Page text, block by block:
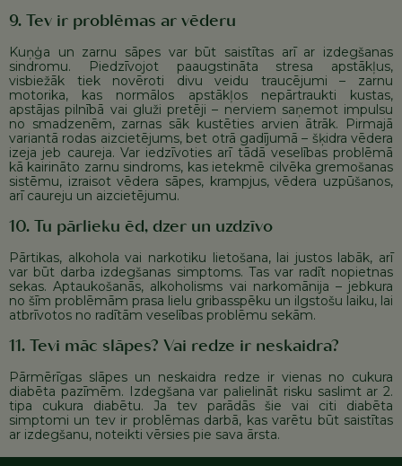
9. Tev ir problēmas ar vēderu
Kuņģa un zarnu sāpes var būt saistītas arī ar izdegšanas
sindromu. Piedzīvojot paaugstināta stresa apstākļus,
visbiežāk tiek novēroti divu veidu traucējumi – zarnu
motorika, kas normālos apstākļos nepārtraukti kustas,
apstājas pilnībā vai gluži pretēji – nerviem saņemot impulsu
no smadzenēm, zarnas sāk kustēties arvien ātrāk. Pirmajā
variantā rodas aizcietējums, bet otrā gadījumā – šķidra vēdera
izeja jeb caureja. Var iedzīvoties arī tādā veselības problēmā
kā kairināto zarnu sindroms, kas ietekmē cilvēka gremošanas
sistēmu, izraisot vēdera sāpes, krampjus, vēdera uzpūšanos,
arī caureju un aizcietējumu.
10. Tu pārlieku ēd, dzer un uzdzīvo
Pārtikas, alkohola vai narkotiku lietošana, lai justos labāk, arī
var būt darba izdegšanas simptoms. Tas var radīt nopietnas
sekas. Aptaukošanās, alkoholisms vai narkomānija – jebkura
no šīm problēmām prasa lielu gribasspēku un ilgstošu laiku, lai
atbrīvotos no radītām veselības problēmu sekām.
11. Tevi māc slāpes? Vai redze ir neskaidra?
Pārmērīgas slāpes un neskaidra redze ir vienas no cukura
diabēta pazīmēm. Izdegšana var palielināt risku saslimt ar 2.
tipa cukura diabētu. Ja tev parādās šie vai citi diabēta
simptomi un tev ir problēmas darbā, kas varētu būt saistītas
ar izdegšanu, noteikti vērsies pie sava ārsta.